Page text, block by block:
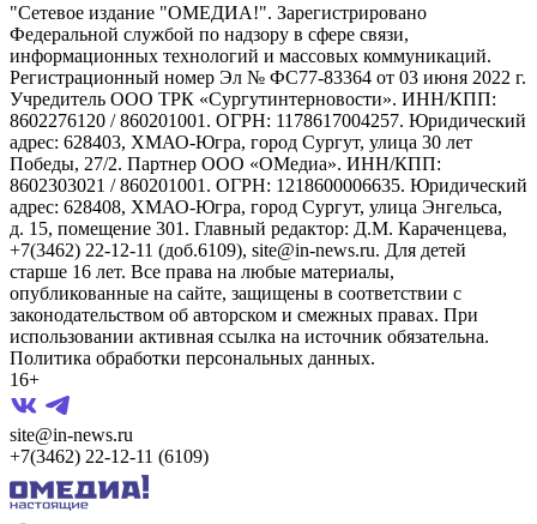
"Сетевое издание "ОМЕДИА!". Зарегистрировано
Федеральной службой по надзору в сфере связи,
информационных технологий и массовых коммуникаций.
Регистрационный номер Эл № ФС77-83364 от 03 июня 2022 г.
Учредитель ООО ТРК «Сургутинтерновости». ИНН/КПП:
8602276120 / 860201001. ОГРН: 1178617004257. Юридический
адрес: 628403, ХМАО-Югра, город Сургут, улица 30 лет
Победы, 27/2. Партнер ООО «ОМедиа». ИНН/КПП:
8602303021 / 860201001. ОГРН: 1218600006635. Юридический
адрес: 628408, ХМАО-Югра, город Сургут, улица Энгельса,
д. 15, помещение 301. Главный редактор: Д.М. Караченцева,
+7(3462) 22-12-11 (доб.6109), site@in-news.ru. Для детей
старше 16 лет. Все права на любые материалы,
опубликованные на сайте, защищены в соответствии с
законодательством об авторском и смежных правах. При
использовании активная ссылка на источник обязательна.
Политика обработки персональных данных.
16+
site@in-news.ru
+7(3462) 22-12-11 (6109)